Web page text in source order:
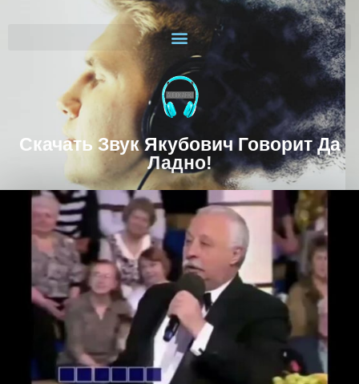
Скачать Звук Якубович Говорит Да
Ладно!